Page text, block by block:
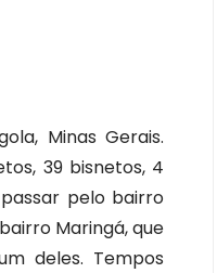
Minas Gerais.
39 bisnetos, 4
pelo bairro
Maringá, que
deles. Tempos